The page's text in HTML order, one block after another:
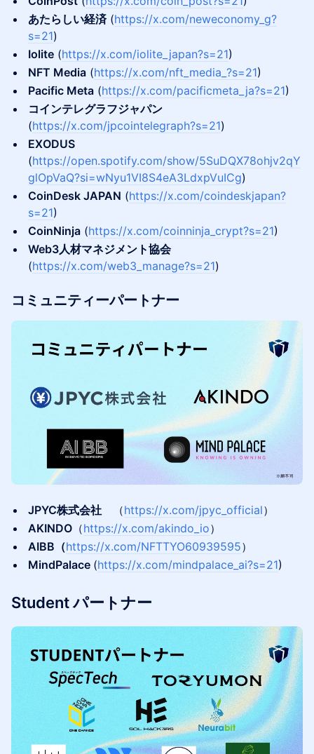
あたらしい経済(https://x.com/neweconomy_g?
s=21)
​Iolite (https://x.com/iolite_japan?s=21)
NFT Media (https://x.com/nft_media_?s=21)
​Pacific Meta (https://x.com/pacificmeta_ja?s=21)
コインテレグラフジャパン
(https://x.com/jpcointelegraph?s=21)
​EXODUS
(https://open.spotify.com/show/5SuDQX78ohjv2qY
glOpVaQ?si=wNyu1VI8S4eA3LdxpVuICg)
CoinDesk JAPAN (https://x.com/coindeskjapan?
s=21)
​CoinNinja (https://x.com/coinninja_crypt?s=21)
Web3人材マネジメント協会
(https://x.com/web3_manage?s=21)
コミュニティーパートナー
JPYC株式会社 （https://x.com/jpyc_official）
AKINDO （https://x.com/akindo_io）
AIBB（https://x.com/NFTTYO60939595）
MindPalace (https://x.com/mindpalace_ai?s=21)
Student パートナー